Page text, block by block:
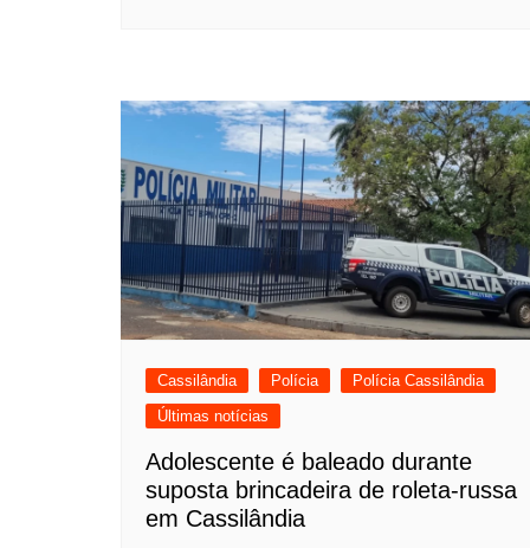
Cassilândia Polícia
Polícia Cassilândia
Últimas notícias
Adolescente é baleado durante
suposta brincadeira de roleta-russa
em Cassilândia